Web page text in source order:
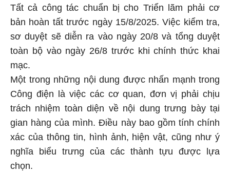
Tất cả công tác chuẩn bị cho Triển lãm phải cơ
bản hoàn tất trước ngày 15/8/2025. Việc kiểm tra,
sơ duyệt sẽ diễn ra vào ngày 20/8 và tổng duyệt
toàn bộ vào ngày 26/8 trước khi chính thức khai
mạc.
Một trong những nội dung được nhấn mạnh trong
Công điện là việc các cơ quan, đơn vị phải chịu
trách nhiệm toàn diện về nội dung trưng bày tại
gian hàng của mình. Điều này bao gồm tính chính
xác của thông tin, hình ảnh, hiện vật, cũng như ý
nghĩa biểu trưng của các thành tựu được lựa
chọn.